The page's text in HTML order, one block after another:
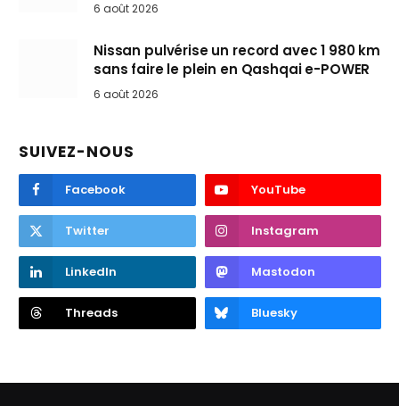
6 août 2026
Nissan pulvérise un record avec 1 980 km
sans faire le plein en Qashqai e-POWER
6 août 2026
SUIVEZ-NOUS
Facebook YouTube
Twitter Instagram
LinkedIn Mastodon
Threads Bluesky